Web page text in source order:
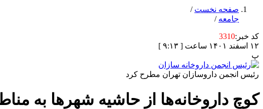
صفحه نخست /
جامعه /
کد خبر:3310
۱۲ اسفند ۱۴۰۱ ساعت [ ۹:۱۳ ]
پ
رئیس انجمن داروسازان تهران مطرح کرد
کوچ داروخانه‌ها از حاشیه شهرها به